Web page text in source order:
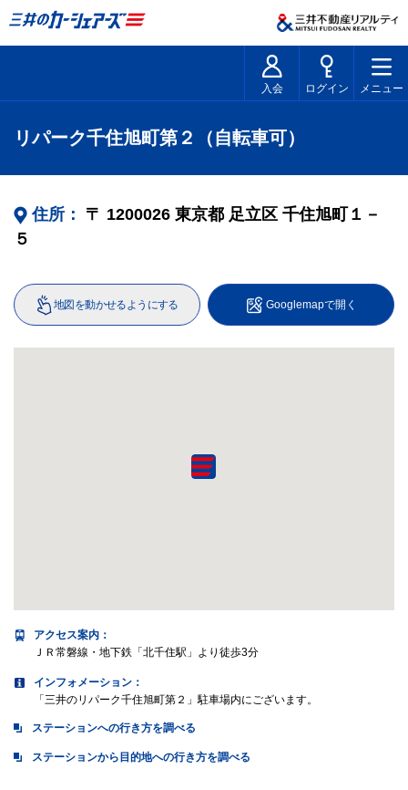
入会 ログイン メニュー
リパーク千住旭町第２（自転車可）
住所： 〒 1200026 東京都 足立区 千住旭町１－
５
地図を動かせるようにする Googlemapで開く
アクセス案内 ：
ＪＲ常磐線・地下鉄「北千住駅」より徒歩3分
インフォメーション：
「三井のリパーク千住旭町第２」駐車場内にございます。
ステーションへの行き方を調べる
ステーションから目的地への行き方を調べる